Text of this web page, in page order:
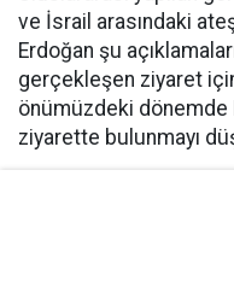
ve İsrail arasındaki
Erdoğan şu
gerçekleşen ziyaret
önümüzdeki
ziyarette bulunmayı